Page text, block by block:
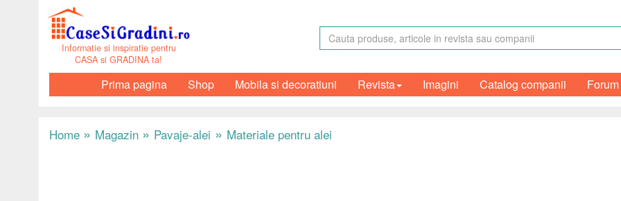
Informatie si inspiratie pentru
CASA si GRADINA ta!
Prima pagina Shop Mobila si decoratiuni Revista Imagini Catalog companii Forum
Home » Magazin » Pavaje-alei » Materiale pentru alei